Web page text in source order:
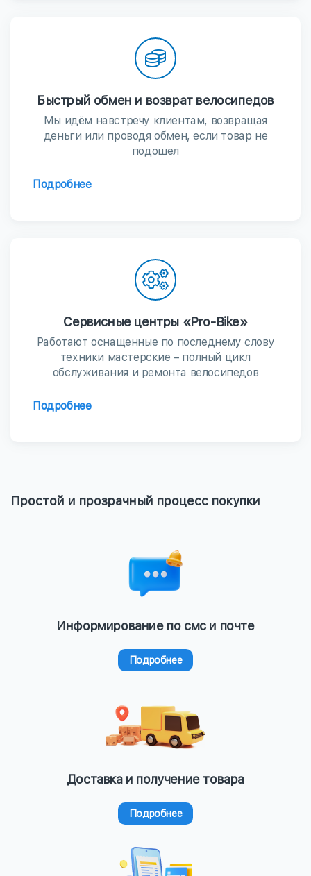
Быстрый обмен и возврат велосипедов
Мы идём навстречу клиентам, возвращая
деньги или проводя обмен, если товар не
подошел
Подробнее
Сервисные центры «Pro-Bike»
Работают оснащенные по последнему слову
техники мастерские – полный цикл
обслуживания и ремонта велосипедов
Подробнее
Простой и прозрачный процесс покупки
Информирование по смс и почте
Подробнее
Доставка и получение товара
Подробнее